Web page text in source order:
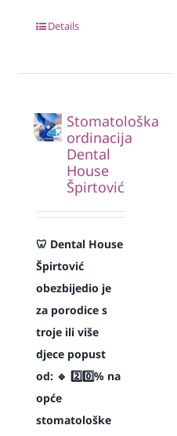
Details
Stomatološka
ordinacija
Dental
House
Špirtović
🦷 Dental House
Špirtović
obezbijedio je
za porodice s
troje ili više
djece popust
od: 🔹 2️⃣0️⃣% na
opće
stomatološke